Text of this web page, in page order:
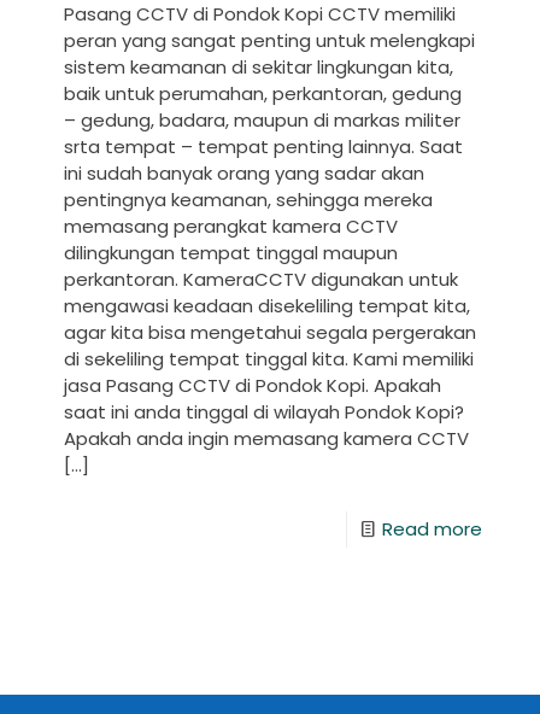
Pasang CCTV di Pondok Kopi CCTV memiliki
peran yang sangat penting untuk melengkapi
sistem keamanan di sekitar lingkungan kita,
baik untuk perumahan, perkantoran, gedung
– gedung, badara, maupun di markas militer
srta tempat – tempat penting lainnya. Saat
ini sudah banyak orang yang sadar akan
pentingnya keamanan, sehingga mereka
memasang perangkat kamera CCTV
dilingkungan tempat tinggal maupun
perkantoran. KameraCCTV digunakan untuk
mengawasi keadaan disekeliling tempat kita,
agar kita bisa mengetahui segala pergerakan
di sekeliling tempat tinggal kita. Kami memiliki
jasa Pasang CCTV di Pondok Kopi. Apakah
saat ini anda tinggal di wilayah Pondok Kopi?
Apakah anda ingin memasang kamera CCTV
[…]
Read more